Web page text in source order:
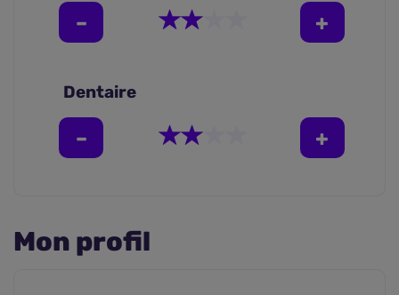
Dentaire
Mon profil